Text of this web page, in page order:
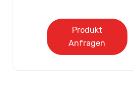
Produkt
Anfragen